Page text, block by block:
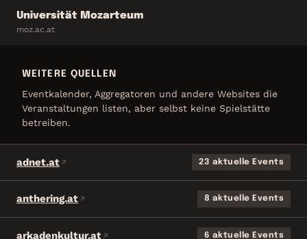
Universität Mozarteum
moz.ac.at
WEITERE QUELLEN
Eventkalender, Aggregatoren und andere Websites die
Veranstaltungen listen, aber selbst keine Spielstätte
betreiben.
adnet.at 23 aktuelle Events
anthering.at 8 aktuelle Events
arkadenkultur.at 6 aktuelle Events